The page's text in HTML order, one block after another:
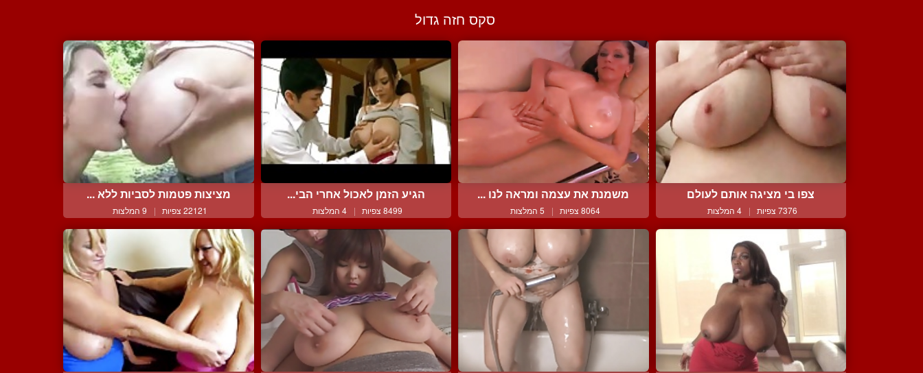
סקס חזה גדול
צפו בי מציגה אותם לעולם
7376 צפיות | 4 המלצות
משמנת את עצמה ומראה לנו ...
8064 צפיות | 5 המלצות
הגיע הזמן לאכול אחרי הבי...
8499 צפיות | 4 המלצות
מציצות פטמות לסביות ללא ...
22121 צפיות | 9 המלצות